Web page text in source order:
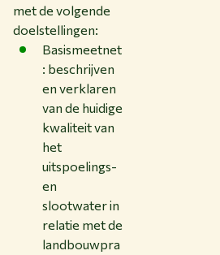
met de volgende
doelstellingen:
Basismeetnet
: beschrijven
en verklaren
van de huidige
kwaliteit van
het
uitspoelings-
en
slootwater in
relatie met de
landbouwpra